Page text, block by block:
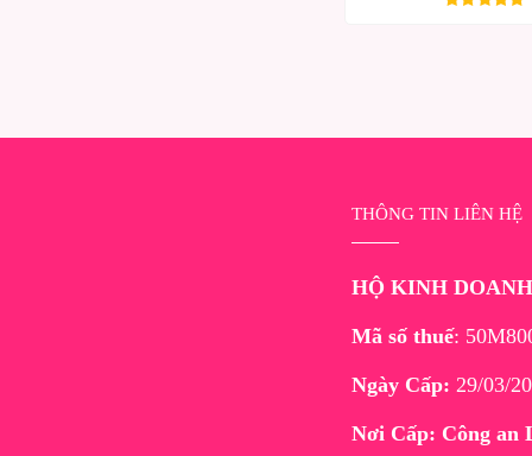
THÔNG TIN LIÊN HỆ
HỘ KINH
Mã số thuế:
Ngày Cấp: 29/03/
Nơi Cấp: Công an